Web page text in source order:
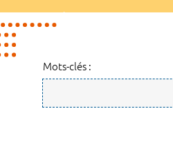
Mots-clés :